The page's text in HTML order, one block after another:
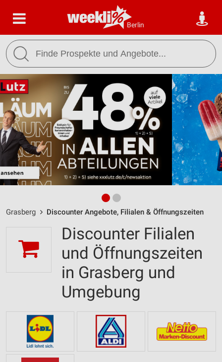
Berlin
Grasberg Discounter Angebote, Filialen & Öffnungszeiten
Discounter Filialen
und Öffnungszeiten
in Grasberg und
Umgebung